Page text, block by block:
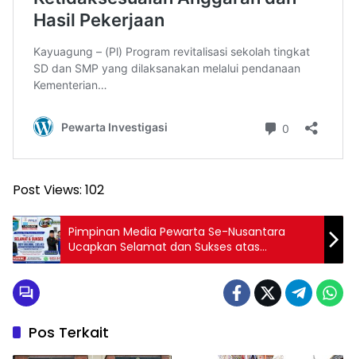
Post Views: 102
Pimpinan Media Pewarta Se-Nusantara
Ucapkan Selamat dan Sukses atas
Dilantiknya Dicky Syailendra Sebagai Sekda
Pos Terkait